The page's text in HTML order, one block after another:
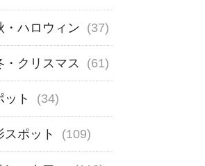
・ハロウィン (37)
・クリスマス (61)
ット (34)
ポット (109)